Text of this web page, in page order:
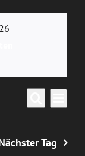
Suche
Suche
Tag